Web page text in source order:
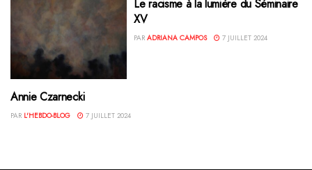
Le racisme à la lumière du Séminaire
XV
PAR ADRIANA CAMPOS 7 JUILLET 2024
Annie Czarnecki
PAR L'HEBDO-BLOG 7 JUILLET 2024